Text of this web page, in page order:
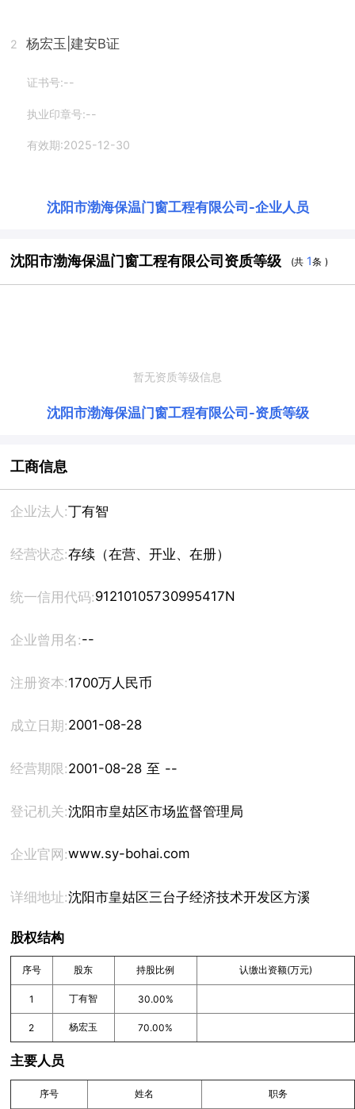
2 杨宏玉 |建安B证
证书号:--
执业印章号:--
有效期:2025-12-30
沈阳市渤海保温门窗工程有限公司 -企业人员
沈阳市渤海保温门窗工程有限公司资质等级 (共 1条 )
暂无资质等级信息
沈阳市渤海保温门窗工程有限公司 -资质等级
工商信息
企业法人:丁有智
经营状态:存续（在营、开业、在册）
统一信用代码:91210105730995417N
企业曾用名:--
注册资本:1700万人民币
成立日期:2001-08-28
经营期限: 2001-08-28 至 --
登记机关:沈阳市皇姑区市场监督管理局
企业官网:www.sy-bohai.com
详细地址:沈阳市皇姑区三台子经济技术开发区方溪村
股权结构
序号 股东 持股比例 认缴出资额(万元)
1 丁有智 30.00%
2 杨宏玉 70.00%
主要人员
序号 姓名 职务